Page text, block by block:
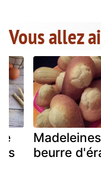
Vous allez
beurre